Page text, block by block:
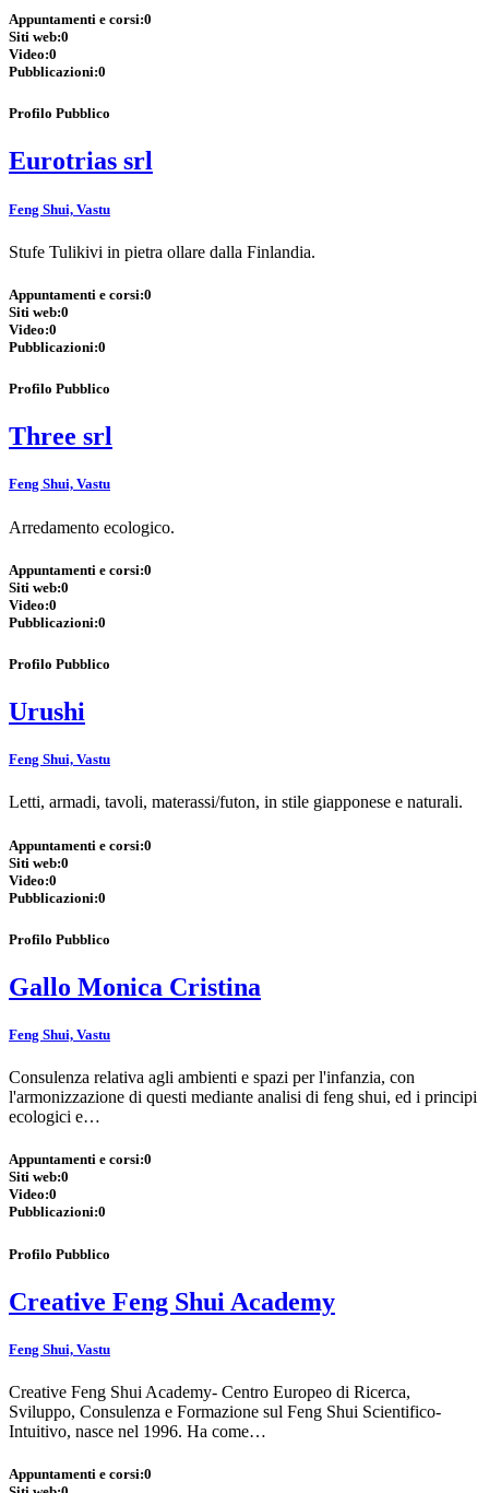
Appuntamenti e corsi:0
Siti web:0
Video:0
Pubblicazioni:0
Profilo Pubblico
Eurotrias srl
Feng Shui, Vastu
Stufe Tulikivi in pietra ollare dalla Finlandia.
Appuntamenti e corsi:0
Siti web:0
Video:0
Pubblicazioni:0
Profilo Pubblico
Three srl
Feng Shui, Vastu
Arredamento ecologico.
Appuntamenti e corsi:0
Siti web:0
Video:0
Pubblicazioni:0
Profilo Pubblico
Urushi
Feng Shui, Vastu
Letti, armadi, tavoli, materassi/futon, in stile giapponese e naturali.
Appuntamenti e corsi:0
Siti web:0
Video:0
Pubblicazioni:0
Profilo Pubblico
Gallo Monica Cristina
Feng Shui, Vastu
Consulenza relativa agli ambienti e spazi per l'infanzia, con
l'armonizzazione di questi mediante analisi di feng shui, ed i principi
ecologici e…
Appuntamenti e corsi:0
Siti web:0
Video:0
Pubblicazioni:0
Profilo Pubblico
Creative Feng Shui Academy
Feng Shui, Vastu
Creative Feng Shui Academy- Centro Europeo di Ricerca,
Sviluppo, Consulenza e Formazione sul Feng Shui Scientifico-
Intuitivo, nasce nel 1996. Ha come…
Appuntamenti e corsi:0